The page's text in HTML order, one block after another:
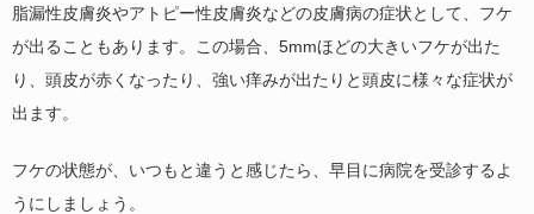
脂漏性皮膚炎やアトピー性皮膚炎などの皮膚病の症状として、フケ
が出ることもあります。この場合、5mmほどの大きいフケが出た
り、頭皮が赤くなったり、強い痒みが出たりと頭皮に様々な症状が
出ます。
フケの状態が、いつもと違うと感じたら、早目に病院を受診するよ
うにしましょう。